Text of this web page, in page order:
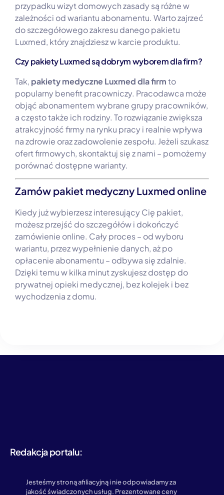
przypadku wizyt domowych zasady są różne w
zależności od wariantu abonamentu. Warto zajrzeć
do szczegółowego zakresu danego pakietu
Luxmed, który znajdziesz w karcie produktu.
Czy pakiety Luxmed są dobrym wyborem dla firm?
Tak, pakiety medyczne Luxmed dla firmto
popularny benefit pracowniczy. Pracodawca może
objąć abonamentem wybrane grupy pracowników,
a często także ich rodziny. To rozwiązanie zwiększa
atrakcyjność firmy na rynku pracy i realnie wpływa
na zdrowie oraz zadowolenie zespołu. Jeżeli szukasz
ofert firmowych, skontaktuj się z nami – pomożemy
porównać dostępne warianty.
Zamów pakiet medyczny Luxmed online
Kiedy już wybierzesz interesujący Cię pakiet,
możesz przejść do szczegółów i dokończyć
zamówienie online. Cały proces – od wyboru
wariantu, przez wypełnienie danych, aż po
opłacenie abonamentu – odbywa się zdalnie.
Dzięki temu w kilka minut zyskujesz dostęp do
prywatnej opieki medycznej, bez kolejek i bez
wychodzenia z domu.
Redakcja portalu:
Jesteśmy stroną afiliacyjną i nie odpowiadamy za
jakość świadczonych usług. Prezentowane ceny